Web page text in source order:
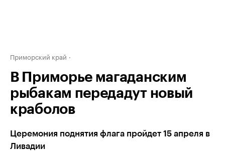
Приморский край
В Приморье магаданским
рыбакам передадут новый
краболов
Церемония поднятия флага пройдет 15 апреля в
Ливадии